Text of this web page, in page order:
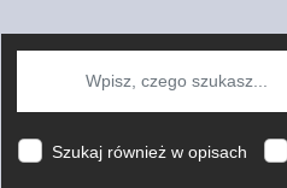
Szukaj również w opisach